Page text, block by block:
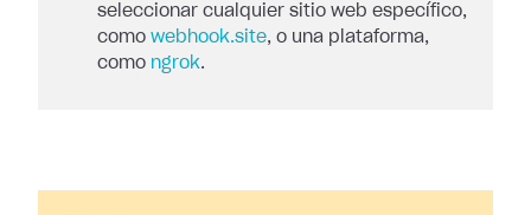
seleccionar cualquier sitio web específico,
como webhook.site, o una plataforma,
como ngrok.